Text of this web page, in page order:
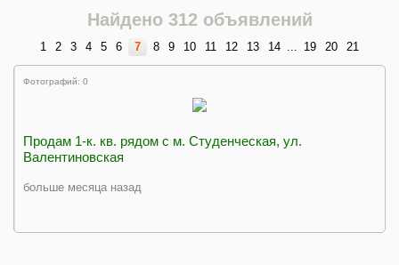
Найдено 312 объявлений
1 2 3 4 5 6 7 8 9 10 11 12 13 14 ... 19 20 21
Фотографий: 0
Продам 1-к. кв. рядом с м. Студенческая, ул.
Валентиновская
больше месяца назад